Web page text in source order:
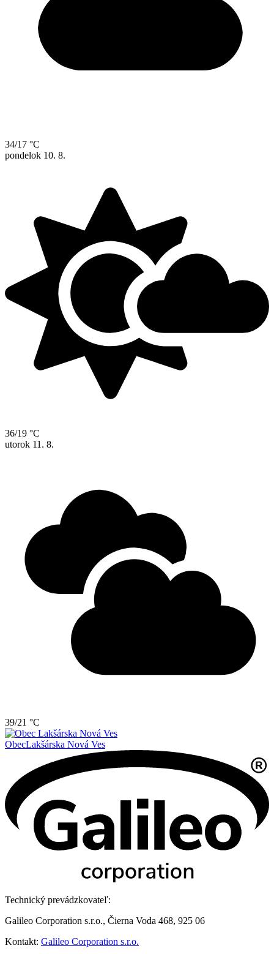
34/17 °C
pondelok 10. 8.
36/19 °C
utorok 11. 8.
39/21 °C
ObecLakšárska Nová Ves
Technický prevádzkovateľ:
Galileo Corporation s.r.o., Čierna Voda 468, 925 06
Kontakt: Galileo Corporation s.r.o.